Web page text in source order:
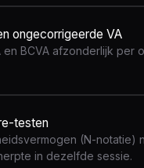
ongecorrigeerde VA
en BCVA afzonderlijk per
testen
(N-notatie)
in dezelfde sessie.